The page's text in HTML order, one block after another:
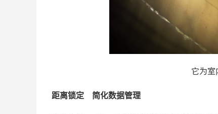
它为室
距离锁定 简化数据管理